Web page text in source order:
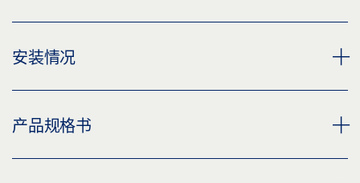
TS 4000 FOR POWERTURN IS/TS PASSIVE LEAF (DIN
下载 (JPG)
标签义务: © GEZE GmbH
安装情况
OPERA HOUSE DUBAI
产品规格书